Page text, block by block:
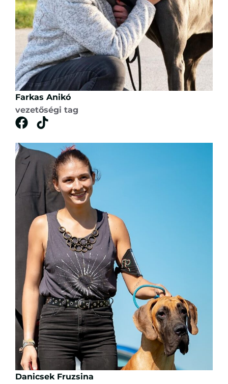
Farkas Anikó
vezetőségi tag
Danicsek Fruzsina